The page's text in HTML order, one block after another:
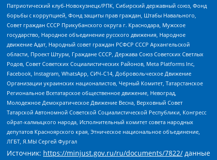
Патриотический клуб-Новокузнецк/РПК, Сибирский державный союз, Фонд
борьбы с коррупцией, Фонд защиты прав граждан, Штабы Навального,
Совет граждан СССР Прикубанского округа г. Краснодара, Мужское
государство, Народное объединение русского движения, Народное
движение Адат, Народный совет граждан РСФСР СССР Архангельской
области, Проект Штурм, Граждане СССР, Держава Союз Советских Светлых
Родов, Совет Советских Социалистических Районов, Meta Platforms Inc,
Facebook, Instagram, WhatsApp, СИЧ-С14, Добровольческое Движение
Организации украинских националистов, Черный Комитет, Татарстанское
Региональное Всетатарское общественное движение, Невоград,
Молодежное Демократическое Движение Весна, Верховный Совет
Татарской Автономной Советской Социалистической Республики, Конгресс
ойрат-калмыцкого народа, Исполнительный комитет совета народных
депутатов Красноярского края, Этническое национальное объединение,
ЛГБТ, Я.МЫ Сергей Фургал
Источник: https://minjust.gov.ru/ru/documents/7822/ данные